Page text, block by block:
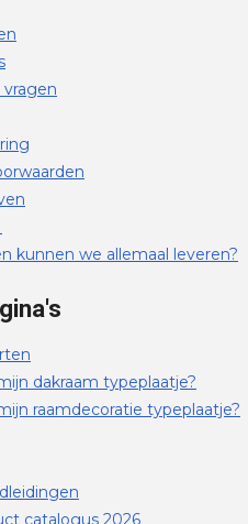
kunnen we allemaal leveren?
dakraam typeplaatje?
raamdecoratie typeplaatje?
catalogus 2026